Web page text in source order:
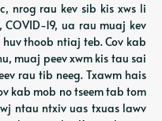
nrog rau kev sib kis xws li
COVID-19, ua rau muaj kev
thoob ntiaj teb. Cov kab
muaj peev xwm kis tau sai
rau tib neeg. Txawm hais
kab mob no tseem tab tom
ntau ntxiv uas txuas lawv